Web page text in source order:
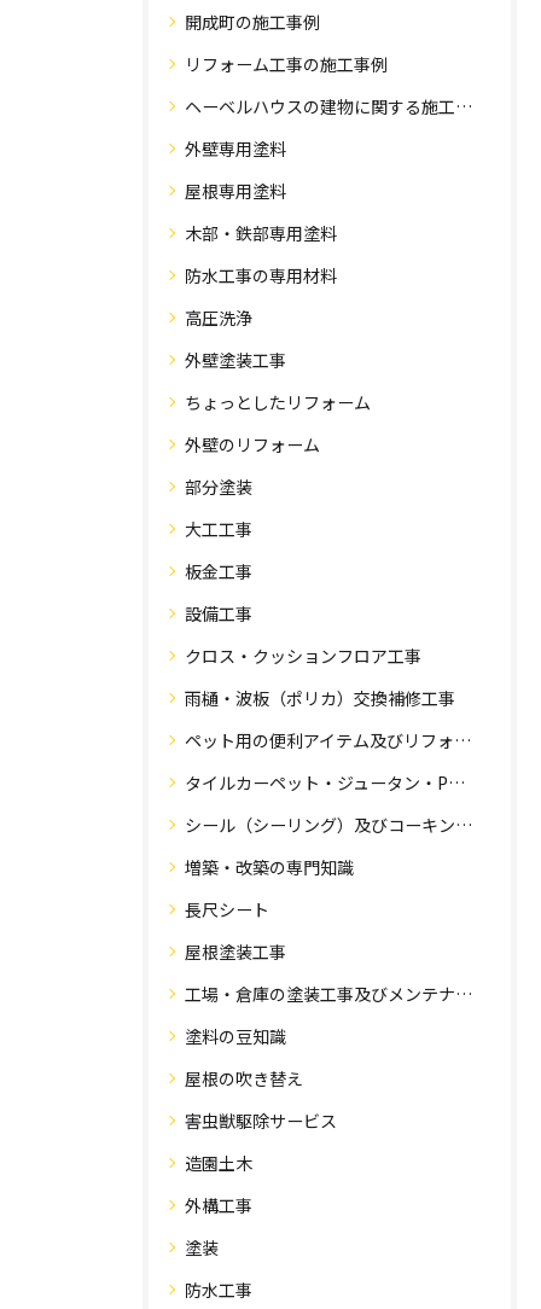
開成町の施工事例
リフォーム工事の施工事例
ヘーベルハウスの建物に関する施工事例
外壁専用塗料
屋根専用塗料
木部・鉄部専用塗料
防水工事の専用材料
高圧洗浄
外壁塗装工事
ちょっとしたリフォーム
外壁のリフォーム
部分塗装
大工工事
板金工事
設備工事
クロス・クッションフロア工事
雨樋・波板（ポリカ）交換補修工事
ペット用の便利アイテム及びリフォーム工事
タイルカーペット・ジュータン・Pタイル・床・フローリング工事
シール（シーリング）及びコーキング工事の専門知識
増築・改築の専門知識
長尺シート
屋根塗装工事
工場・倉庫の塗装工事及びメンテナンス
塗料の豆知識
屋根の吹き替え
害虫獣駆除サービス
造園土木
外構工事
塗装
防水工事